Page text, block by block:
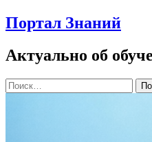
Портал Знаний
Актуально об
Найти: